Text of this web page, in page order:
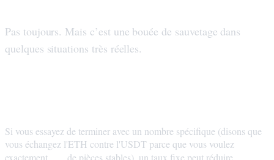
Pas toujours. Mais c’est une bouée de sauvetage dans
quelques situations très réelles.
Si vous essayez de terminer avec un nombre spécifique (disons que
vous échangez l'ETH contre l'USDT parce que vous voulez
exactement
de pièces stables), un taux fixe peut réduire